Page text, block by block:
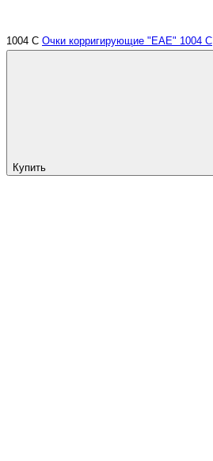
1004 С Очки корригирующие "EAE" 1004 С
Купить